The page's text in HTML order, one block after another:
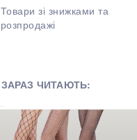
Товари зі знижками та
розпродажі
ЗАРАЗ ЧИТАЮТЬ: